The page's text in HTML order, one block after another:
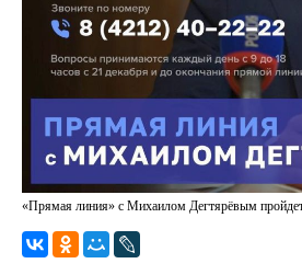
«Прямая линия» с Михаилом Дегтярёвым